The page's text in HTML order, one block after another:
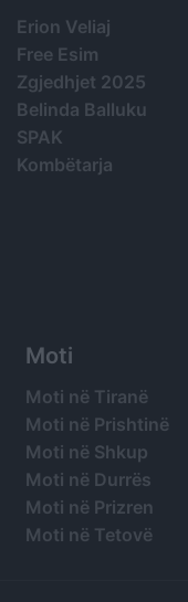
Erion Veliaj
Free Esim
Zgjedhjet 2025
Belinda Balluku
SPAK
Kombëtarja
Moti
Moti në Tiranë
Moti në Prishtinë
Moti në Shkup
Moti në Durrës
Moti në Prizren
Moti në Tetovë